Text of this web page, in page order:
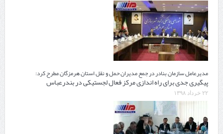
مدیرعامل سازمان بنادر در جمع مدیران حمل و نقل استان هرمزگان مطرح کرد:
پیگیری جدی برای راه اندازی مرکز فعال لجستیکی در بندرعباس
۲۲ خرداد ۱۳۹۸